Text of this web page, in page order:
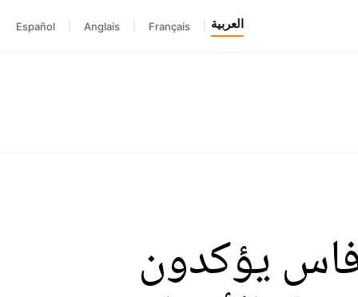
العربية Français
Anglais
Español
يؤكدون